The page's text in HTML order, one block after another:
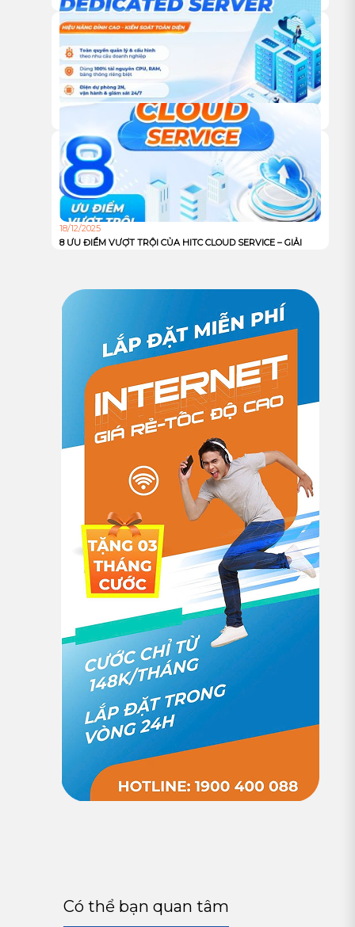
DỊCH VỤ CDN CỦA HITC – GIẢI PHÁP TĂNG TỐC WEBSITE
VÀ TỐI ƯU TRẢI NGHIỆM NGƯỜI DÙNG TOÀN CẦU
18/12/2025
DỊCH VỤ DEDICATED SERVER TỪ HITC – HIỆU NĂNG ĐỈNH
CAO, KIỂM SOÁT TOÀN DIỆN CHO DOANH NGHIỆP
18/12/2025
8 ƯU ĐIỂM VƯỢT TRỘI CỦA HITC CLOUD SERVICE – GIẢI
Có thể bạn quan tâm